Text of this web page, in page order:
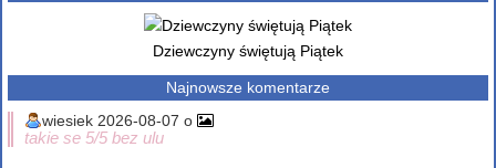
Dziewczyny świętują Piątek
Najnowsze komentarze
wiesiek 2026-08-07 o
takie se 5/5 bez ulu